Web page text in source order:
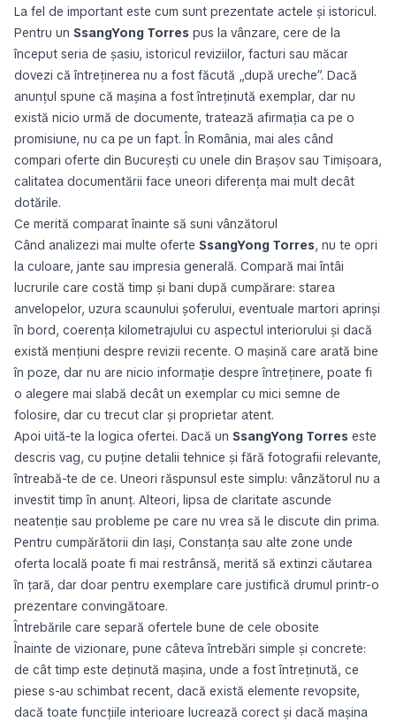
La fel de important este cum sunt prezentate actele și istoricul.
Pentru un SsangYong Torres pus la vânzare, cere de la
început seria de șasiu, istoricul reviziilor, facturi sau măcar
dovezi că întreținerea nu a fost făcută „după ureche”. Dacă
anunțul spune că mașina a fost întreținută exemplar, dar nu
există nicio urmă de documente, tratează afirmația ca pe o
promisiune, nu ca pe un fapt. În România, mai ales când
compari oferte din București cu unele din Brașov sau Timișoara,
calitatea documentării face uneori diferența mai mult decât
dotările.
Ce merită comparat înainte să suni vânzătorul
Când analizezi mai multe oferte SsangYong Torres, nu te opri
la culoare, jante sau impresia generală. Compară mai întâi
lucrurile care costă timp și bani după cumpărare: starea
anvelopelor, uzura scaunului șoferului, eventuale martori aprinși
în bord, coerența kilometrajului cu aspectul interiorului și dacă
există mențiuni despre revizii recente. O mașină care arată bine
în poze, dar nu are nicio informație despre întreținere, poate fi
o alegere mai slabă decât un exemplar cu mici semne de
folosire, dar cu trecut clar și proprietar atent.
Apoi uită-te la logica ofertei. Dacă un SsangYong Torres este
descris vag, cu puține detalii tehnice și fără fotografii relevante,
întreabă-te de ce. Uneori răspunsul este simplu: vânzătorul nu a
investit timp în anunț. Alteori, lipsa de claritate ascunde
neatenție sau probleme pe care nu vrea să le discute din prima.
Pentru cumpărătorii din Iași, Constanța sau alte zone unde
oferta locală poate fi mai restrânsă, merită să extinzi căutarea
în țară, dar doar pentru exemplare care justifică drumul printr-o
prezentare convingătoare.
Întrebările care separă ofertele bune de cele obosite
Înainte de vizionare, pune câteva întrebări simple și concrete:
de cât timp este deținută mașina, unde a fost întreținută, ce
piese s-au schimbat recent, dacă există elemente revopsite,
dacă toate funcțiile interioare lucrează corect și dacă mașina